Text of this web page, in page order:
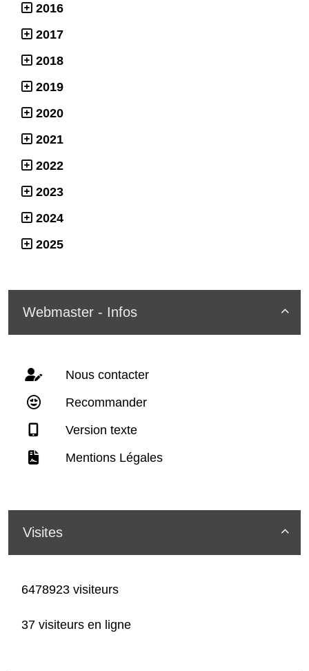
2016
2017
2018
2019
2020
2021
2022
2023
2024
2025

Webmaster - Infos
Nous contacter
Recommander
Version texte
Mentions Légales

Visites
6478923 visiteurs
37 visiteurs en ligne